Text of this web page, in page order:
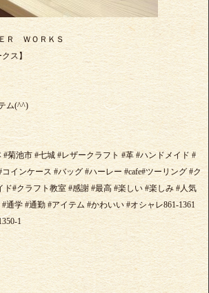
Ｒ ＷＯＲＫＳ
ス】
ム(^^)
#菊池市 #七城 #レザークラフト #革 #ハンドメイド #
インケース #バッグ #ハーレー #cafe#ツーリング #ク
#クラフト教室 #感謝 #最高 #楽しい #楽しみ #人気
通学 #通勤 #アイテム #かわいい #オシャレ861-1361
1